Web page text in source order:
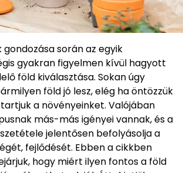
során az egyik
gyakran figyelmen kívül hagyott
föld kiválasztása. Sokan úgy
föld jó lesz, elég ha öntözzük
a növényeinket. Valójában
más-más igényei vannak, és a
jelentősen befolyásolja a
fejlődését. Ebben a cikkben
hogy miért ilyen fontos a föld